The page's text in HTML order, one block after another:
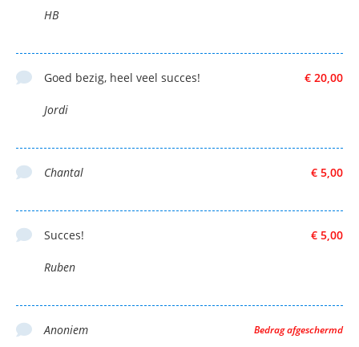
HB
€ 20,00
Goed bezig, heel veel succes!
Jordi
€ 5,00
Chantal
€ 5,00
Succes!
Ruben
Bedrag afgeschermd
Anoniem